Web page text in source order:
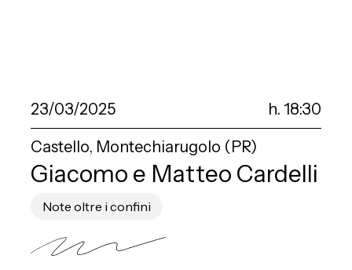
23/03/2025
h. 18:30
Castello, Montechiarugolo (PR)
Giacomo e Matteo Cardelli
Note oltre i confini